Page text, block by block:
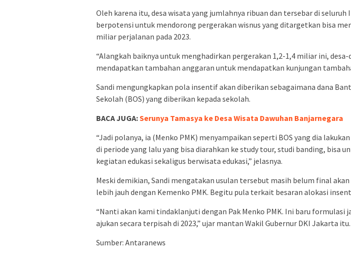
Oleh karena itu, desa wisata yang jumlahnya ribuan dan tersebar di seluruh
berpotensi untuk mendorong pergerakan wisnus yang ditargetkan bisa
miliar perjalanan pada 2023.
“Alangkah baiknya untuk menghadirkan pergerakan 1,2-1,4 miliar ini, desa-
mendapatkan tambahan anggaran untuk mendapatkan kunjungan
Sandi mengungkapkan pola insentif akan diberikan sebagaimana dana
Sekolah (BOS) yang diberikan kepada sekolah.
BACA JUGA:Serunya Tamasya ke Desa Wisata Dawuhan Banjarnegara
“Jadi polanya, ia (Menko PMK) menyampaikan seperti BOS yang dia
di periode yang lalu yang bisa diarahkan ke study tour, studi banding, bisa
kegiatan edukasi sekaligus berwisata edukasi,” jelasnya.
Meski demikian, Sandi mengatakan usulan tersebut masih belum final
lebih jauh dengan Kemenko PMK. Begitu pula terkait besaran alokasi
“Nanti akan kami tindaklanjuti dengan Pak Menko PMK. Ini baru formulasi
ajukan secara terpisah di 2023,” ujar mantan Wakil Gubernur DKI Jakarta
Sumber: Antaranews